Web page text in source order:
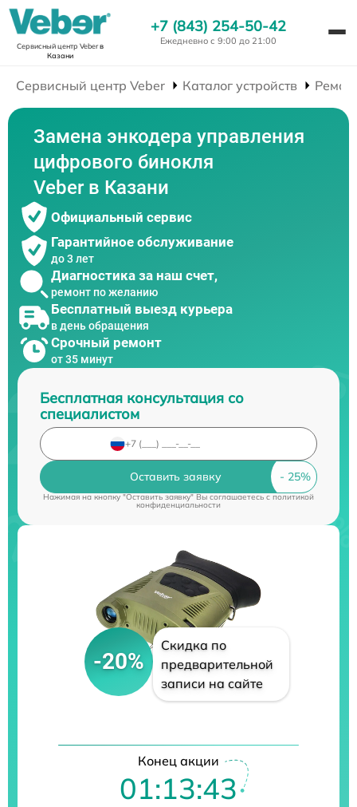
Сервисный центр Veberв
Казани
+7 (843) 254-50-42
Ежедневно с 9:00 до 21:00
Сервисный центр Veber Каталог устройств
Замена энкодера управления
цифрового бинокля
Veber в Казани
Официальный сервис
Гарантийное обслуживание
до 3 лет
Диагностика за наш счет,
ремонт по желанию
Бесплатный выезд курьера
в день обращения
Срочный ремонт
от 35 минут
Бесплатная консультация со
специалистом
Оставить заявку
Нажимая на кнопку "Оставить заявку" Вы соглашаетесь cполитикой
конфиденциальности
-20%
Скидка по
предварительной
записи на сайте
Конец акции
01:13:42